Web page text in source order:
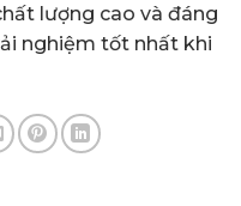
lượng cao và đáng
nghiệm tốt nhất khi